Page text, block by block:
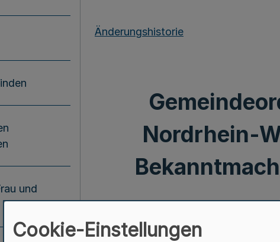
und
Änderungshistorie
Nordrhein-
Cookie-Einstellungen